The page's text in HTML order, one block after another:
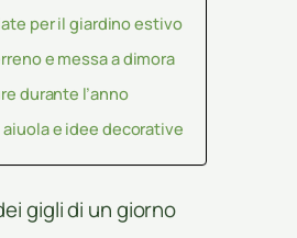
per il giardino estivo
e messa a dimora
durante l’anno
e idee decorative
gigli di un giorno